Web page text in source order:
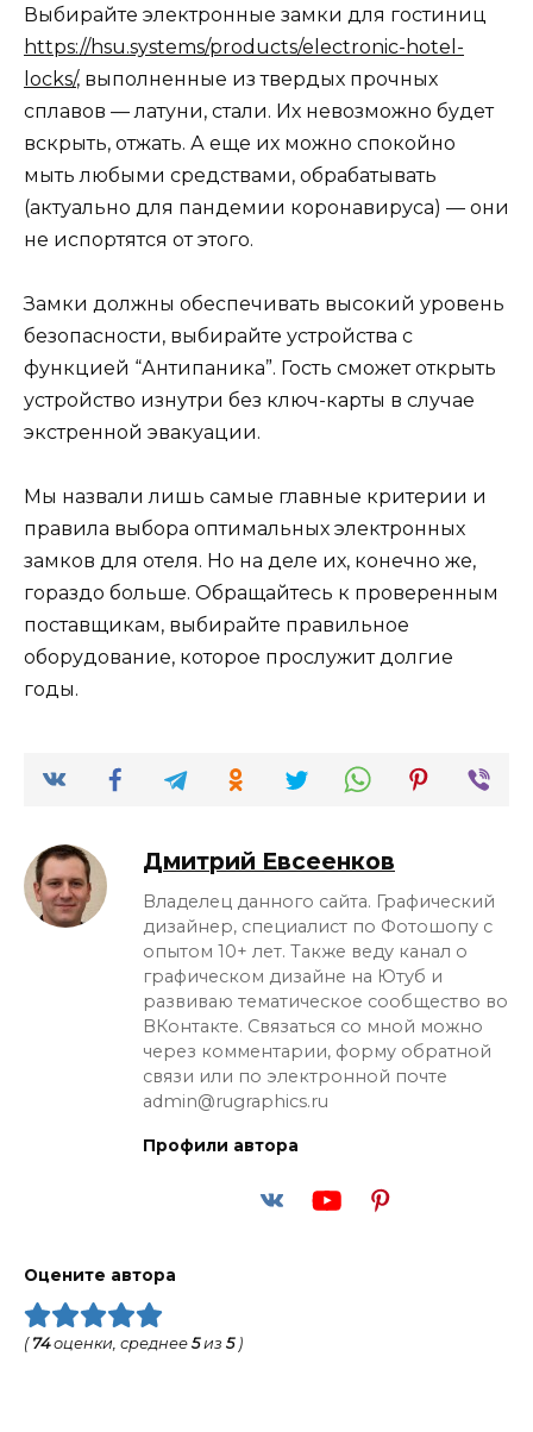
Выбирайте электронные замки для гостиниц
https://hsu.systems/products/electronic-hotel-
locks/, выполненные из твердых прочных
сплавов — латуни, стали. Их невозможно будет
вскрыть, отжать. А еще их можно спокойно
мыть любыми средствами, обрабатывать
(актуально для пандемии коронавируса) — они
не испортятся от этого.
Замки должны обеспечивать высокий уровень
безопасности, выбирайте устройства с
функцией “Антипаника”. Гость сможет открыть
устройство изнутри без ключ-карты в случае
экстренной эвакуации.
Мы назвали лишь самые главные критерии и
правила выбора оптимальных электронных
замков для отеля. Но на деле их, конечно же,
гораздо больше. Обращайтесь к проверенным
поставщикам, выбирайте правильное
оборудование, которое прослужит долгие
годы.
Дмитрий Евсеенков
Владелец данного сайта. Графический
дизайнер, специалист по Фотошопу с
опытом 10+ лет. Также веду канал о
графическом дизайне на Ютуб и
развиваю тематическое сообщество во
ВКонтакте. Связаться со мной можно
через комментарии, форму обратной
связи или по электронной почте
admin@rugraphics.ru
Профили автора
Оцените автора
( 74оценки, среднее 5из 5)